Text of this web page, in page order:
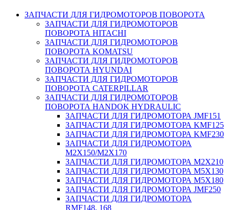
ЗАПЧАСТИ ДЛЯ ГИДРОМОТОРОВ ПОВОРОТА
ЗАПЧАСТИ ДЛЯ ГИДРОМОТОРОВ
ПОВОРОТА HITACHI
ЗАПЧАСТИ ДЛЯ ГИДРОМОТОРОВ
ПОВОРОТА KOMATSU
ЗАПЧАСТИ ДЛЯ ГИДРОМОТОРОВ
ПОВОРОТА HYUNDAI
ЗАПЧАСТИ ДЛЯ ГИДРОМОТОРОВ
ПОВОРОТА CATERPILLAR
ЗАПЧАСТИ ДЛЯ ГИДРОМОТОРОВ
ПОВОРОТА HANDOK HYDRAULIC
ЗАПЧАСТИ ДЛЯ ГИДРОМОТОРА JMF151
ЗАПЧАСТИ ДЛЯ ГИДРОМОТОРА KMF125
ЗАПЧАСТИ ДЛЯ ГИДРОМОТОРА KMF230
ЗАПЧАСТИ ДЛЯ ГИДРОМОТОРА
M2X150/M2X170
ЗАПЧАСТИ ДЛЯ ГИДРОМОТОРА M2X210
ЗАПЧАСТИ ДЛЯ ГИДРОМОТОРА M5X130
ЗАПЧАСТИ ДЛЯ ГИДРОМОТОРА M5X180
ЗАПЧАСТИ ДЛЯ ГИДРОМОТОРА JMF250
ЗАПЧАСТИ ДЛЯ ГИДРОМОТОРА
RMF148, 168